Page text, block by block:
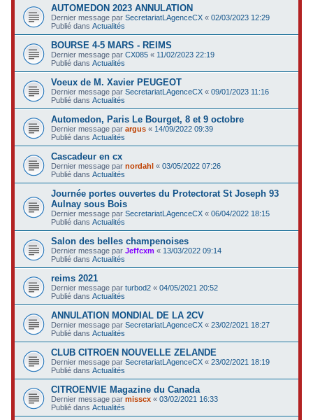
AUTOMEDON 2023 ANNULATION
Dernier message parSecretariatLAgenceCX «02/03/2023 12:29
Publié dansActualités
BOURSE 4-5 MARS - REIMS
Dernier message parCX085 « 11/02/2023 22:19
Publié dansActualités
Voeux de M. Xavier PEUGEOT
Dernier message parSecretariatLAgenceCX «09/01/2023 11:16
Publié dansActualités
Automedon, Paris Le Bourget, 8 et 9 octobre
Dernier message parargus « 14/09/2022 09:39
Publié dansActualités
Cascadeur en cx
Dernier message parnordahl «03/05/2022 07:26
Publié dansActualités
Journée portes ouvertes du Protectorat St Joseph 93
Aulnay sous Bois
Dernier message parSecretariatLAgenceCX «06/04/2022 18:15
Publié dansActualités
Salon des belles champenoises
Dernier message parJeffcxm « 13/03/2022 09:14
Publié dansActualités
reims 2021
Dernier message parturbod2 «04/05/2021 20:52
Publié dansActualités
ANNULATION MONDIAL DE LA 2CV
Dernier message parSecretariatLAgenceCX «23/02/2021 18:27
Publié dansActualités
CLUB CITROEN NOUVELLE ZELANDE
Dernier message parSecretariatLAgenceCX «23/02/2021 18:19
Publié dansActualités
CITROENVIE Magazine du Canada
Dernier message parmisscx «03/02/2021 16:33
Publié dansActualités